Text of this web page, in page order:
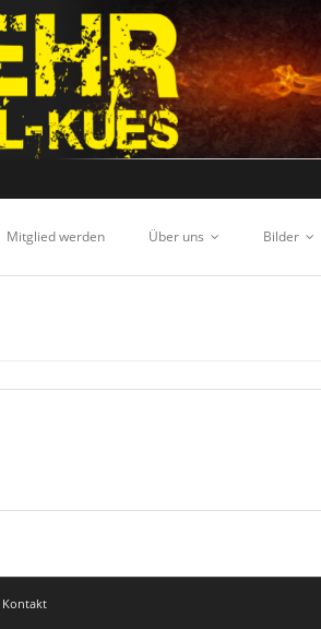
Mitglied werden Über uns Bilder
Kontakt